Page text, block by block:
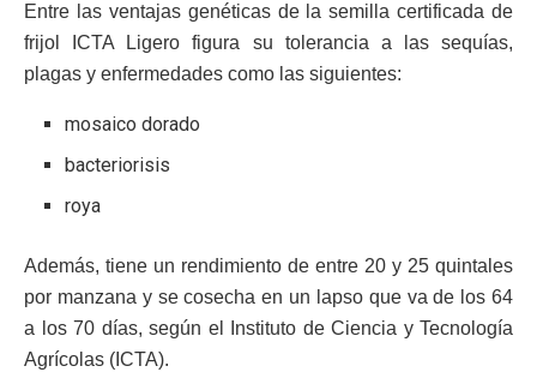
Entre las ventajas genéticas de la semilla certificada de
frijol ICTA Ligero figura su tolerancia a las sequías,
plagas y enfermedades como las siguientes:
mosaico dorado
bacteriorisis
roya
Además, tiene un rendimiento de entre 20 y 25 quintales
por manzana y se cosecha en un lapso que va de los 64
a los 70 días, según el Instituto de Ciencia y Tecnología
Agrícolas (ICTA).